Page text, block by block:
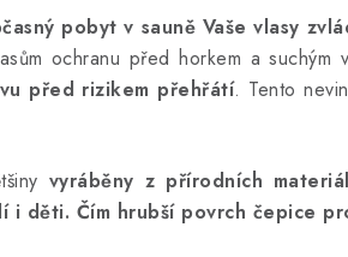
pobyt v sauně Vaše vlasy
ochranu před horkem a
před rizikem přehřátí. Tento
vyráběny z přírodních
děti. Čím hrubší povrch čepice